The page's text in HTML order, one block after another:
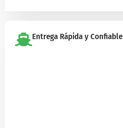
Entrega Rápida y Confiable